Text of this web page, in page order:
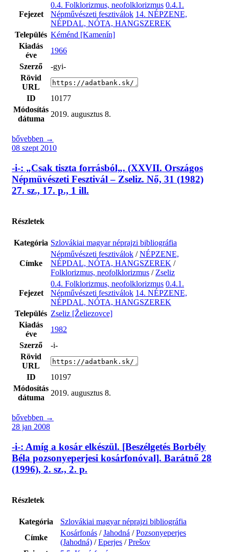
Fejezet
0.4. Folklorizmus, neofolklorizmus 0.4.1.
Népművészeti fesztiválok 14. NÉPZENE,
NÉPDAL, NÓTA, HANGSZEREK
Település Kéménd [Kamenín]
Kiadás
éve
1966
Szerző
-gyi-
Rövid
URL
ID
10177
Módosítás
dátuma
2019. augusztus 8.
bővebben →
08 szept 2010
-i-: „Csak tiszta forrásból„. (XXVII. Országos
Népmüvészeti Fesztivál – Zseliz. Nő, 31 (1982)
27. sz., 17. p., 1 ill.
Részletek
Kategória Szlovákiai magyar néprajzi bibliográfia
Címke
Népművészeti fesztiválok /NÉPZENE,
NÉPDAL, NÓTA, HANGSZEREK /
Folklorizmus, neofolklorizmus / Zseliz
Fejezet
0.4. Folklorizmus, neofolklorizmus 0.4.1.
Népművészeti fesztiválok 14. NÉPZENE,
NÉPDAL, NÓTA, HANGSZEREK
Település Zseliz [Želiezovce]
Kiadás
éve
1982
Szerző
-i-
Rövid
URL
ID
10197
Módosítás
dátuma
2019. augusztus 8.
bővebben →
28 jan 2008
-i-: Amíg a kosár elkészül. [Beszélgetés Borbély
Béla pozsonyeperjesi kosárfonóval]. Barátnő 28
(1996), 2. sz., 2. p.
Részletek
Kategória
Szlovákiai magyar néprajzi bibliográfia
Címke
Kosárfonás /Jahodná /Pozsonyeperjes
(Jahodná) /Eperjes /Prešov